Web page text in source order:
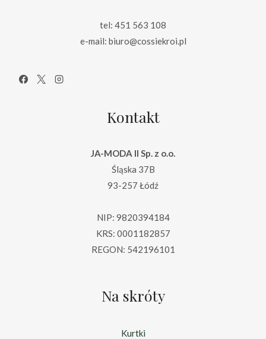
tel: 451 563 108
e-mail: biuro@cossiekroi.pl
Kontakt
JA-MODA II Sp. z o.o.
Śląska 37B
93-257 Łódź
NIP: 9820394184
KRS: 0001182857
REGON: 542196101
Na skróty
Kurtki